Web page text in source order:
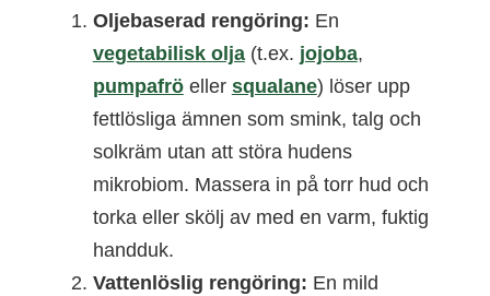
Oljebaserad rengöring: En
vegetabilisk olja(t.ex. jojoba,
pumpafröeller squalane) löser upp
fettlösliga ämnen som smink, talg och
solkräm utan att störa hudens
mikrobiom. Massera in på torr hud och
torka eller skölj av med en varm, fuktig
handduk.
Vattenlöslig rengöring: En mild